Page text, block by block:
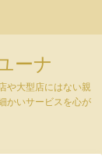
ーナ
や大型店にはない親
かいサービスを心が